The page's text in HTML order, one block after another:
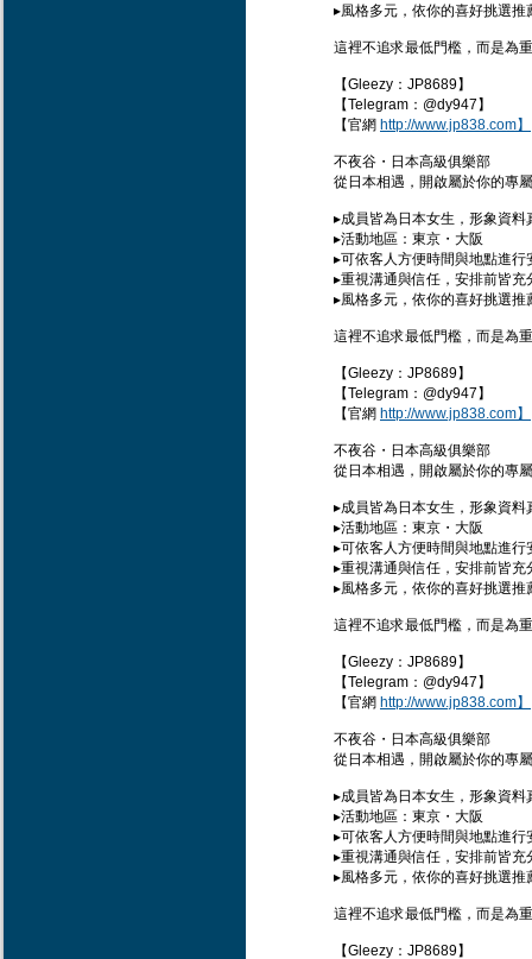
▸風格多元，依你的喜好挑選推
這裡不追求最低門檻，而是為
【Gleezy：JP8689】
【Telegram：@dy947】
【官網 http://www.jp838.com】
不夜谷・日本高級俱樂部
從日本相遇，開啟屬於你的專
▸成員皆為日本女生，形象資
▸活動地區：東京・大阪
▸可依客人方便時間與地點進行
▸重視溝通與信任，安排前皆充
▸風格多元，依你的喜好挑選推
這裡不追求最低門檻，而是為
【Gleezy：JP8689】
【Telegram：@dy947】
【官網 http://www.jp838.com】
不夜谷・日本高級俱樂部
從日本相遇，開啟屬於你的專
▸成員皆為日本女生，形象資
▸活動地區：東京・大阪
▸可依客人方便時間與地點進行
▸重視溝通與信任，安排前皆充
▸風格多元，依你的喜好挑選推
這裡不追求最低門檻，而是為
【Gleezy：JP8689】
【Telegram：@dy947】
【官網 http://www.jp838.com】
不夜谷・日本高級俱樂部
從日本相遇，開啟屬於你的專
▸成員皆為日本女生，形象資
▸活動地區：東京・大阪
▸可依客人方便時間與地點進行
▸重視溝通與信任，安排前皆充
▸風格多元，依你的喜好挑選推
這裡不追求最低門檻，而是為
【Gleezy：JP8689】